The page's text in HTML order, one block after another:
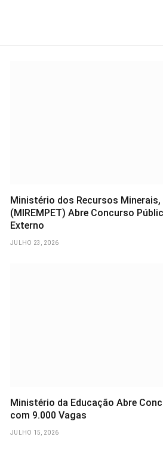
Ministério dos Recursos Minerais,
(MIREMPET) Abre Concurso
Externo
JULHO 23, 2026
Ministério da Educação Abre
com 9.000 Vagas
JULHO 15, 2026